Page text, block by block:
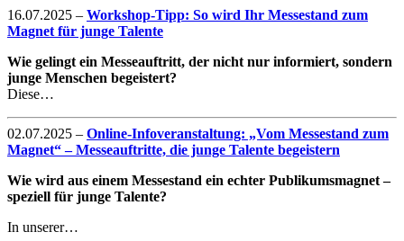
16.07.2025 – Workshop-Tipp: So wird Ihr Messestand zum
Magnet für junge Talente
Wie gelingt ein Messeauftritt, der nicht nur informiert, sondern
junge Menschen begeistert?
Diese…
02.07.2025 – Online-Infoveranstaltung: „Vom Messestand zum
Magnet“ – Messeauftritte, die junge Talente begeistern
Wie wird aus einem Messestand ein echter Publikumsmagnet –
speziell für junge Talente?
In unserer…